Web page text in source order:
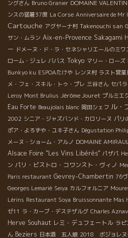
ングさん Bruno Granier DOMAINE
ンスの猛暑37度 La Corse Anniversaire de Mr
Cartouche アグヤーナ村 Takenouchi san
サン・ムラン Aix-en-Provence Sakagami
ー ドメーヌ・ド・ラ・セネシャリエールのミワ
ローム・ジュレ ババス Tokyo マリー・ローズ
Bunkyo ku ESPOAたけや レンヌ村 ラスト営業
メ・フェ・スキル・トゥ・プレ 三谷さん セパ
Leroy Mont Brulius Jérôme Jouret プルミエ
Eau Forte Beaujolais blanc 岡田シェフ ル・
2002 シニア・ジャズバンド・カロリーヌ パリ
ポア・よろずや・ユキ子さん Dégustation
メーヌ・ショーム・アルノ DOMAINE
Alsace Foire "Les Vins Libérés" パザパ
ン パリ・ビストロ・コワンスト・ヴィノ
Paris restaurant Gevrey-Chambertin 76
Georges Lemarié Seiya カルフォルニア
Lérins Restaurant Soya Bruissonnante Mas
ゼ11 ラ・カーブ・デステザルグ Charles
Herve Souhaut レミ・デュフェートル ラ
ん Beziers 日本酒 五人娘 2018 ボジョレヌ